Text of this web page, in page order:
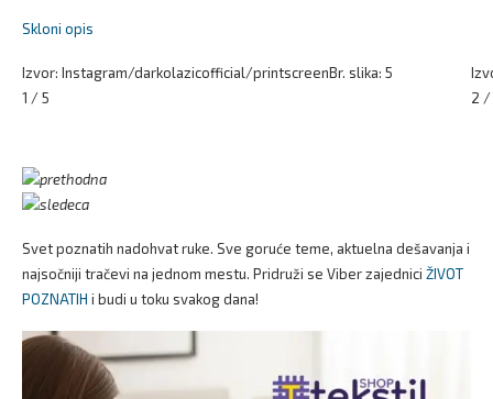
Skloni opis
Izvor: Instagram/darkolazicofficial/printscreenBr. slika: 5
1 / 5
2 /
Svet poznatih nadohvat ruke. Sve goruće teme, aktuelna dešavanja i
najsočniji tračevi na jednom mestu. Pridruži se Viber zajednici ŽIVOT
POZNATIH i budi u toku svakog dana!